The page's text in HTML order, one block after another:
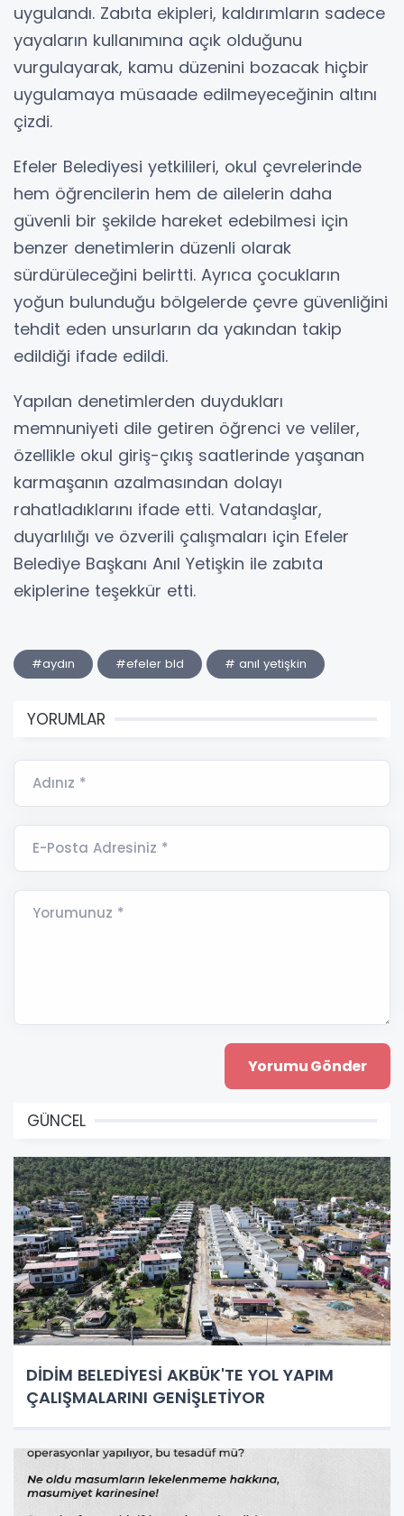
uygulandı. Zabıta ekipleri, kaldırımların sadece
yayaların kullanımına açık olduğunu
vurgulayarak, kamu düzenini bozacak hiçbir
uygulamaya müsaade edilmeyeceğinin altını
çizdi.
Efeler Belediyesi yetkilileri, okul çevrelerinde
hem öğrencilerin hem de ailelerin daha
güvenli bir şekilde hareket edebilmesi için
benzer denetimlerin düzenli olarak
sürdürüleceğini belirtti. Ayrıca çocukların
yoğun bulunduğu bölgelerde çevre güvenliğini
tehdit eden unsurların da yakından takip
edildiği ifade edildi.
Yapılan denetimlerden duydukları
memnuniyeti dile getiren öğrenci ve veliler,
özellikle okul giriş-çıkış saatlerinde yaşanan
karmaşanın azalmasından dolayı
rahatladıklarını ifade etti. Vatandaşlar,
duyarlılığı ve özverili çalışmaları için Efeler
Belediye Başkanı Anıl Yetişkin ile zabıta
ekiplerine teşekkür etti.
#aydın #efeler bld # anıl yetişkin
YORUMLAR
Adınız *
E-Posta Adresiniz *
Yorumunuz *
GÜNCEL
DİDİM BELEDİYESİ AKBÜK'TE YOL YAPIM
ÇALIŞMALARINI GENİŞLETİYOR